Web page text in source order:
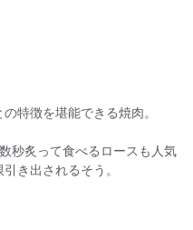
特徴を堪能できる焼肉。
秒炙って食べるロースも人気
き出されるそう。